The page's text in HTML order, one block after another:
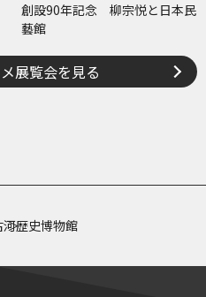
創設90年記念 柳宗悦と日本民
藝館
展覧会を見る
河歴史博物館